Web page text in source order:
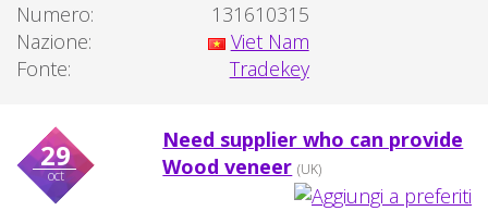
Numero:
131610315
Nazione:
Viet Nam
Fonte:
Tradekey
29
oct
Need supplier who can provide
Wood veneer (UK)